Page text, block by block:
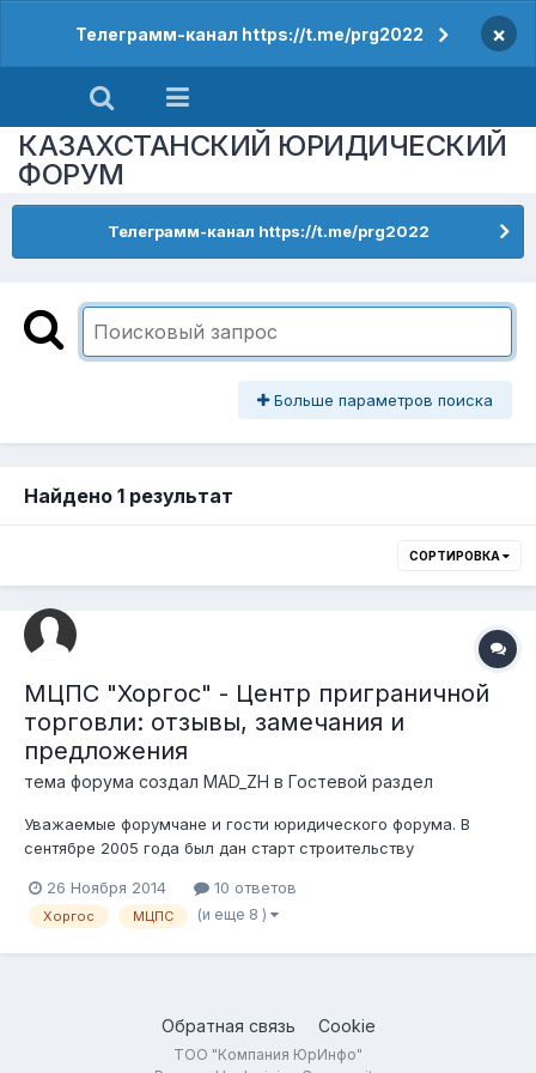
Телеграмм-канал https://t.me/prg2022 ×
КАЗАХСТАНСКИЙ ЮРИДИЧЕСКИЙ
ФОРУМ
Телеграмм-канал https://t.me/prg2022
Больше параметров поиска
Найдено 1 результат
СОРТИРОВКА
МЦПС "Хоргос" - Центр приграничной
торговли: отзывы, замечания и
предложения
тема форума создал MAD_ZH в Гостевой раздел
Уважаемые форумчане и гости юридического форума. В
сентябре 2005 года был дан старт строительству
мировой практике, международного казахстанско-
китайского проекта "Создание Международного центра
26 Ноября 2014 10 ответов
Хоргос МЦПС (и еще 8 )
Обратная связь Cookie
ТОО "Компания ЮрИнфо"